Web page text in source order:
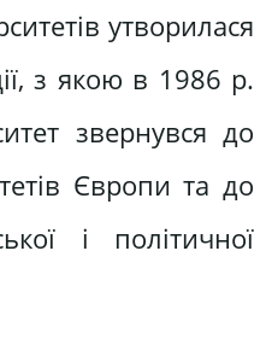
утворилася
з якою в 1986 р.
звернувся до
Європи та до
і політичної